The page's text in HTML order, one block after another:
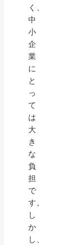
く、
中
小
企
業
に
と
っ
て
は
大
き
な
負
担
で
す。
し
か
し、